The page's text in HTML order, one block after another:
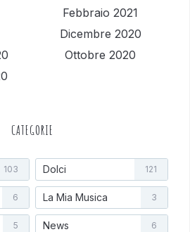
Febbraio 2021
Dicembre 2020
Ottobre 2020
CATEGORIE
103 Dolci 121
6 La Mia Musica 3
5 News 6